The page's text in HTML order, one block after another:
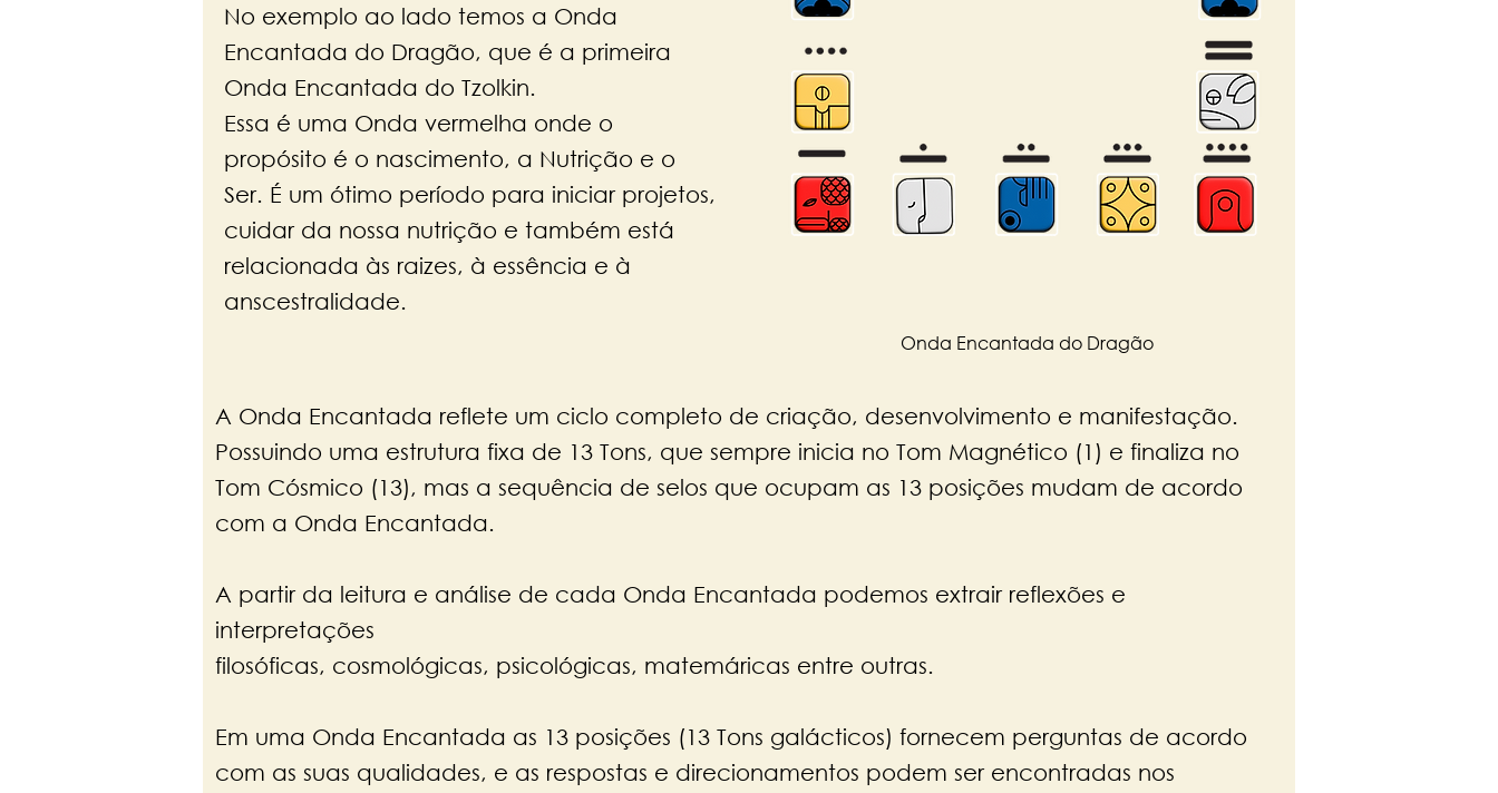
No exemplo ao lado temos a Onda
Encantada do Dragão, que é a primeira
Onda Encantada do Tzolkin.
Essa é uma Onda vermelha onde o
propósito é o nascimento, a Nutrição e o
Ser. É um ótimo período para iniciar projetos,
cuidar da nossa nutrição e também está
relacionada às raizes, à essência e à
anscestralidade.
Onda Encantada do Dragão
A Onda Encantada reflete um ciclo completo de criação, desenvolvimento e manifestação.
Possuindo uma estrutura fixa de 13 Tons, que sempre inicia no Tom Magnético (1) e finaliza no
Tom Cósmico (13), mas a sequência de selos que ocupam as 13 posições mudam de acordo
com a Onda Encantada.
A partir da leitura e análise de cada Onda Encantada podemos extrair reflexões e
interpretações
filosóficas, cosmológicas, psicológicas, matemáricas entre outras.​
​Em uma Onda Encantada as 13 posições (13 Tons galácticos) fornecem perguntas de acordo
com as suas qualidades, e as respostas e direcionamentos podem ser encontradas nos